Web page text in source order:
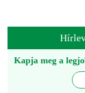
Kapja meg a